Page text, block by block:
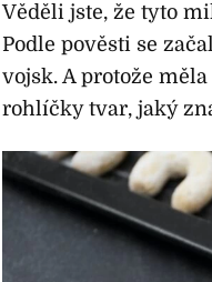
Věděli jste, že tyto
Podle pověsti se
vojsk. A protože
rohlíčky tvar, jaký